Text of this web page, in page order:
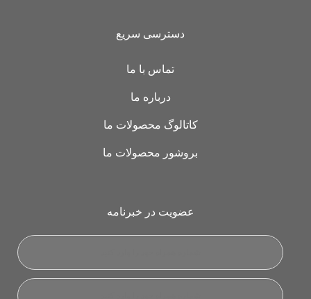
دسترسی سریع
تماس با ما
درباره ما
کاتالوگ محصولات ما
بروشور محصولات ما
عضویت در خبرنامه